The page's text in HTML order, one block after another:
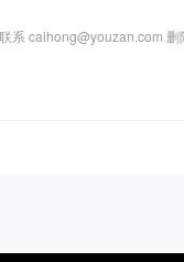
系 caihong@youzan.com 删